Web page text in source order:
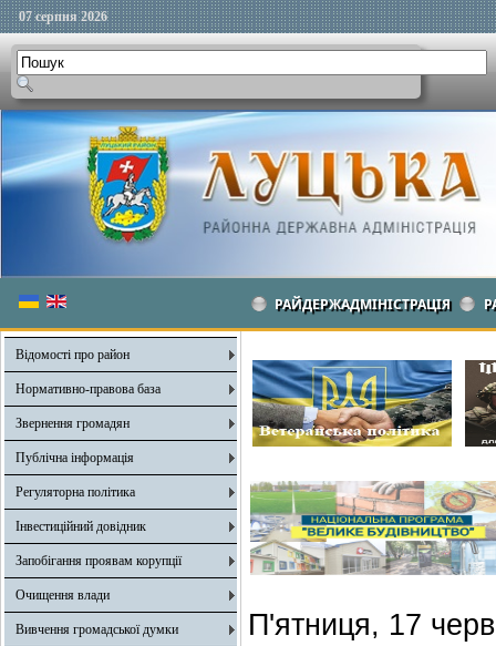
07 серпня 2026
РАЙДЕРЖАДМІНІСТРАЦІЯ
Відомості про район
Нормативно-правова база
Звернення громадян
Публічна інформація
Регуляторна політика
Інвестиційний довідник
Запобігання проявам корупції
Очищення влади
Вивчення громадської думки П'ятниця, 17